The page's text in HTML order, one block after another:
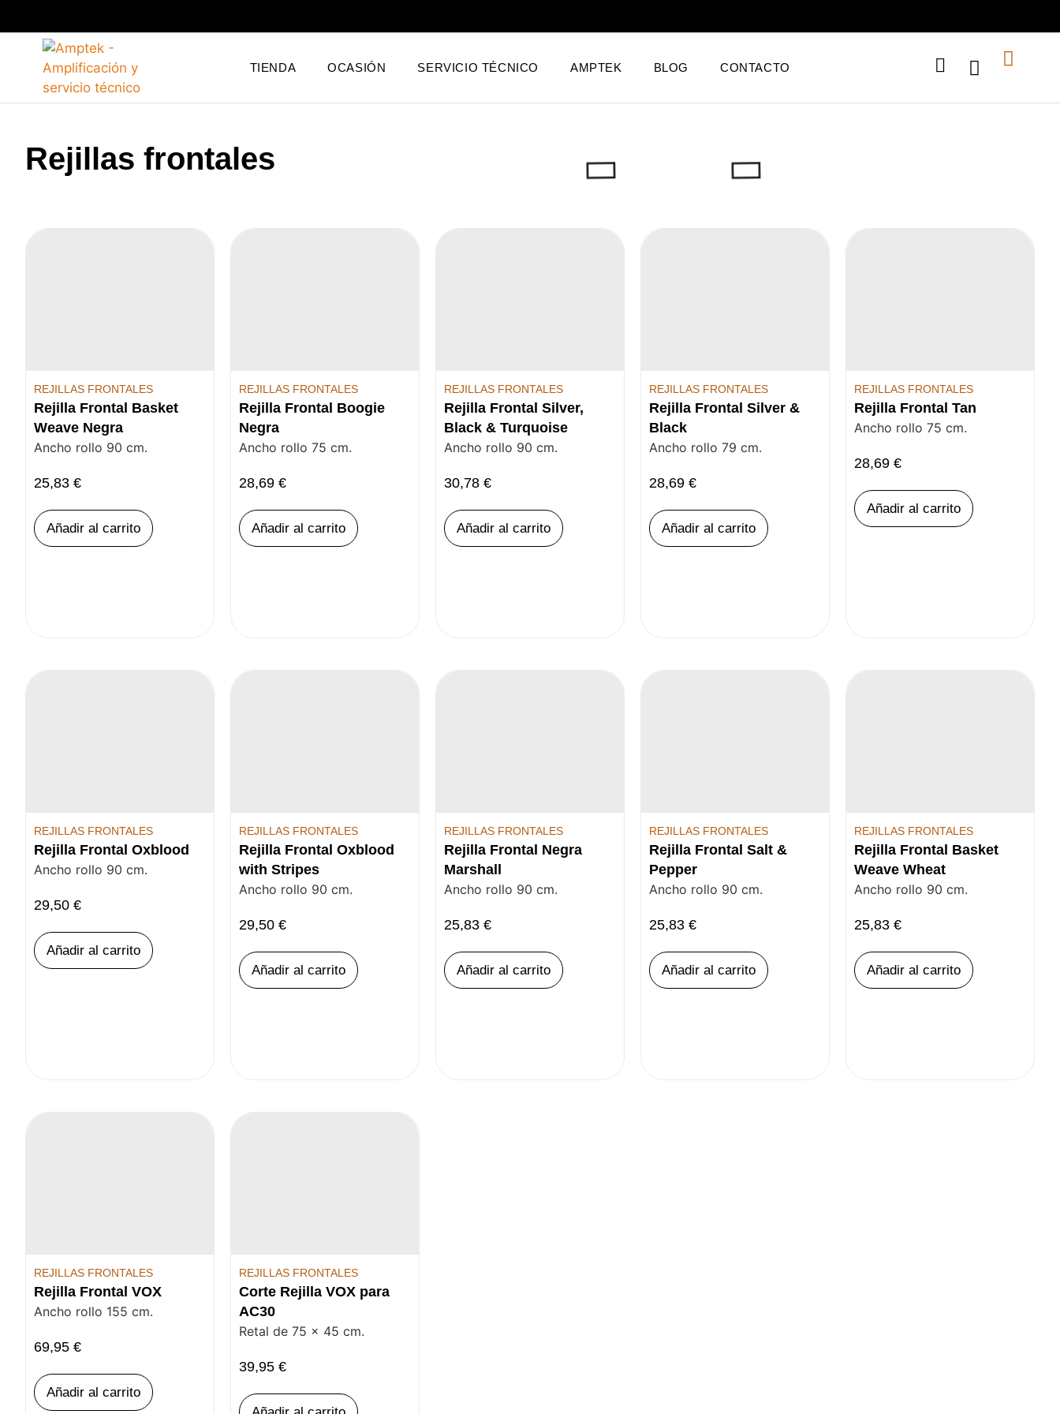
TIENDA OCASIÓN SERVICIO TÉCNICO AMPTEK BLOG CONTACTO
Rejillas frontales
REJILLAS FRONTALES
Rejilla Frontal Basket
Weave Negra
Ancho rollo 90 cm.
25,83 €
Añadir al carrito
REJILLAS FRONTALES
Rejilla Frontal Boogie
Negra
Ancho rollo 75 cm.
28,69 €
Añadir al carrito
REJILLAS FRONTALES
Rejilla Frontal Silver,
Black & Turquoise
Ancho rollo 90 cm.
30,78 €
Añadir al carrito
REJILLAS FRONTALES
Rejilla Frontal Silver &
Black
Ancho rollo 79 cm.
28,69 €
Añadir al carrito
REJILLAS FRONTALES
Rejilla Frontal Tan
Ancho rollo 75 cm.
28,69 €
Añadir al carrito
REJILLAS FRONTALES
Rejilla Frontal Oxblood
Ancho rollo 90 cm.
29,50 €
Añadir al carrito
REJILLAS FRONTALES
Rejilla Frontal Oxblood
with Stripes
Ancho rollo 90 cm.
29,50 €
Añadir al carrito
REJILLAS FRONTALES
Rejilla Frontal Negra
Marshall
Ancho rollo 90 cm.
25,83 €
Añadir al carrito
REJILLAS FRONTALES
Rejilla Frontal Salt &
Pepper
Ancho rollo 90 cm.
25,83 €
Añadir al carrito
REJILLAS FRONTALES
Rejilla Frontal Basket
Weave Wheat
Ancho rollo 90 cm.
25,83 €
Añadir al carrito
REJILLAS FRONTALES
Rejilla Frontal VOX
Ancho rollo 155 cm.
69,95 €
Añadir al carrito
REJILLAS FRONTALES
Corte Rejilla VOX para
AC30
Retal de 75 x 45 cm.
39,95 €